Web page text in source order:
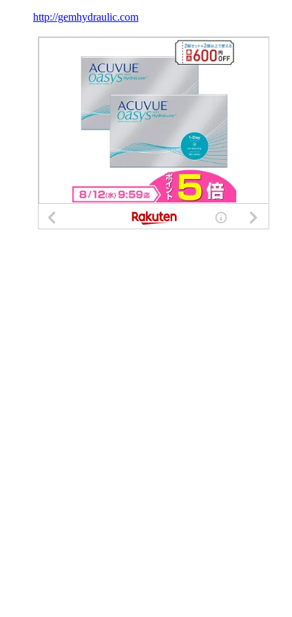
http://gemhydraulic.com